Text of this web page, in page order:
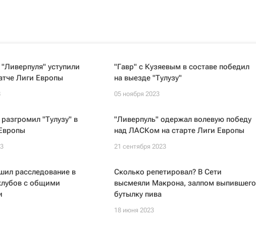
уступили
Лиги Европы
"Гавр" с Кузяевым в составе победил
на выезде "Тулузу"
05 ноября 2023
"Тулузу" в
"Ливерпуль" одержал волевую победу
над ЛАСКом на старте Лиги Европы
21 сентября 2023
расследование в
с общими
Сколько репетировал? В Сети
высмеяли Макрона, залпом выпившего
бутылку пива
18 июня 2023